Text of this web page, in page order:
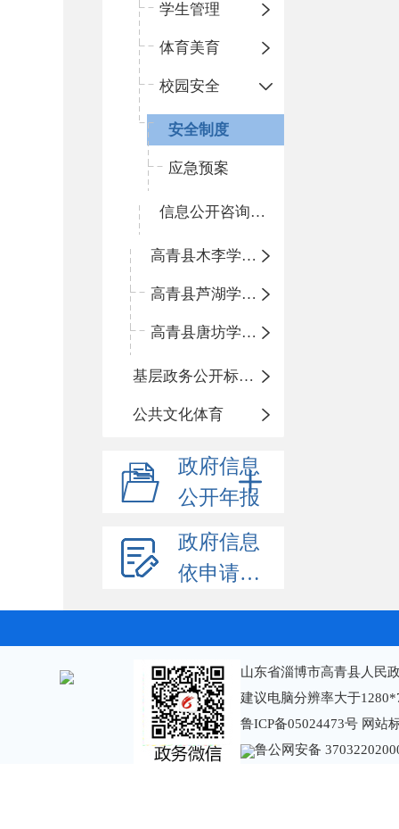
学生管理
体育美育
校园安全
安全制度
应急预案
信息公开咨询指南
高青县木李学区中心小学
高青县芦湖学区中心小学
高青县唐坊学区中心小学
基层政务公开标准化规范化
公共文化体育
政府信息
公开年报
政府信息
依申请公开
山东省淄博市高青县人民
建议电脑分辨率大于
鲁ICP备05024473号 网站
鲁公网安备